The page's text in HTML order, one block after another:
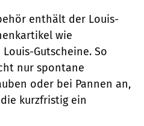
enthält der Louis-
wie
Gutscheine. So
nur spontane
oder bei Pannen an,
kurzfristig ein